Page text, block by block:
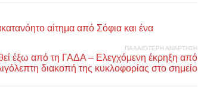
αίτημα από Σόφια και ένα
ΠΑΛΑΙΌΤΕΡΗ ΑΝΆΡΤΗΣΗ
έξω από τη ΓΑΔΑ – Ελεγχόμενη έκρηξη από
διακοπή της κυκλοφορίας στο σημείο